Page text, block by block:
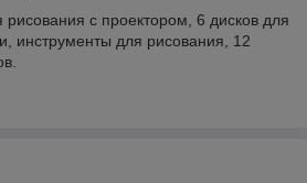
рисования с проектором, 6 дисков для
инструменты для рисования, 12